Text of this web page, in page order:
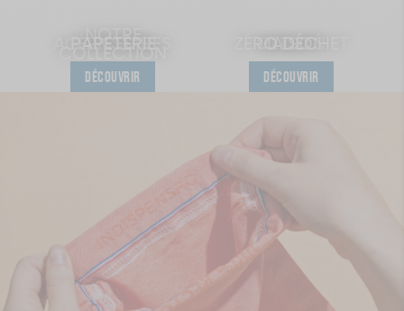
ACCESSOIRES
DÉCOUVRIR
BEAUTÉ
DÉCOUVRIR
ÉPICERIE
DÉCOUVRIR
JEUX
DÉCOUVRIR
NOTRE
DÉCOUVRIR
MAISON
DÉCOUVRIR
PAPETERIE
DÉCOUVRIR
ZÉRO DÉCHET
DÉCOUVRIR